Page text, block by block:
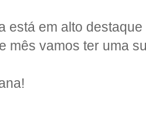
está em alto
mês vamos ter uma